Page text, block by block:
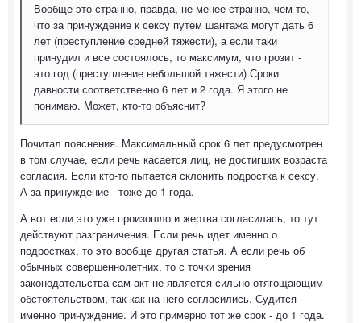
Вообще это странно, правда, не менее странно, чем то,
что за принуждение к сексу путем шантажа могут дать 6
лет (преступление средней тяжести), а если таки
принудил и все состоялось, то максимум, что грозит -
это год (преступление небольшой тяжести) Сроки
давности соответственно 6 лет и 2 года. Я этого не
понимаю. Может, кто-то объяснит?
Почитал пояснения. Максимальный срок 6 лет предусмотрен
в том случае, если речь касается лиц, не достигших возраста
согласия. Если кто-то пытается склонить подростка к сексу.
А за принуждение - тоже до 1 года.
А вот если это уже произошло и жертва согласилась, то тут
действуют разграничения. Если речь идет именно о
подростках, то это вообще другая статья. А если речь об
обычных совершеннолетних, то с точки зрения
законодательства сам акт не является сильно отягощающим
обстоятельством, так как на него согласились. Судится
именно принуждение. И это примерно тот же срок - до 1 года.